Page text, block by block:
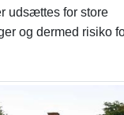
udsættes for store
og dermed risiko